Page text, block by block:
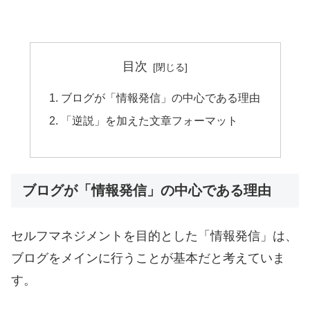
目次
ブログが「情報発信」の中心である理由
「逆説」を加えた文章フォーマット
ブログが「情報発信」の中心である理由
セルフマネジメントを目的とした「情報発信」は、
ブログをメインに行うことが基本だと考えていま
す。